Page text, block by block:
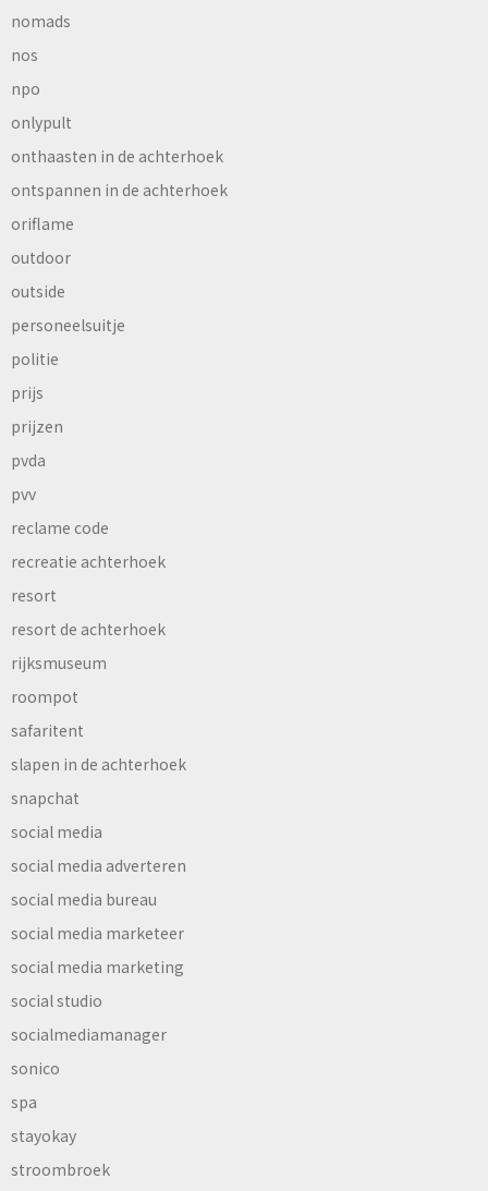
nomads
nos
npo
onlypult
onthaasten in de achterhoek
ontspannen in de achterhoek
oriflame
outdoor
outside
personeelsuitje
politie
prijs
prijzen
pvda
pvv
reclame code
recreatie achterhoek
resort
resort de achterhoek
rijksmuseum
roompot
safaritent
slapen in de achterhoek
snapchat
social media
social media adverteren
social media bureau
social media marketeer
social media marketing
social studio
socialmediamanager
sonico
spa
stayokay
stroombroek